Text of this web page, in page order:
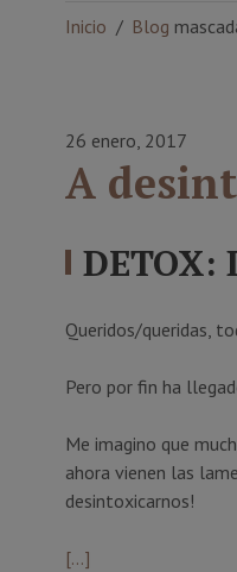
Inicio Blog
26 enero, 2017
A
DETOX:
Queridos/queridas,
Pero por fin ha
Me imagino que
ahora vienen las
desintoxicarnos!
[…]